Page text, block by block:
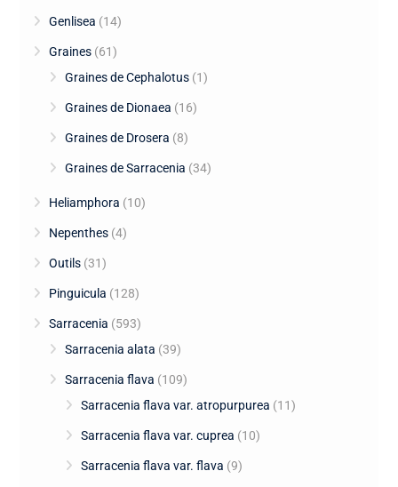
Genlisea (14)
Graines (61)
Graines de Cephalotus (1)
Graines de Dionaea (16)
Graines de Drosera (8)
Graines de Sarracenia (34)
Heliamphora (10)
Nepenthes (4)
Outils (31)
Pinguicula (128)
Sarracenia (593)
Sarracenia alata (39)
Sarracenia flava (109)
Sarracenia flava var. atropurpurea (11)
Sarracenia flava var. cuprea (10)
Sarracenia flava var. flava (9)